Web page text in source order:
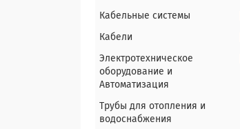
Кабельные системы
Кабели
Электротехническое
оборудование и
Автоматизация
Трубы для отопления и
водоснабжения